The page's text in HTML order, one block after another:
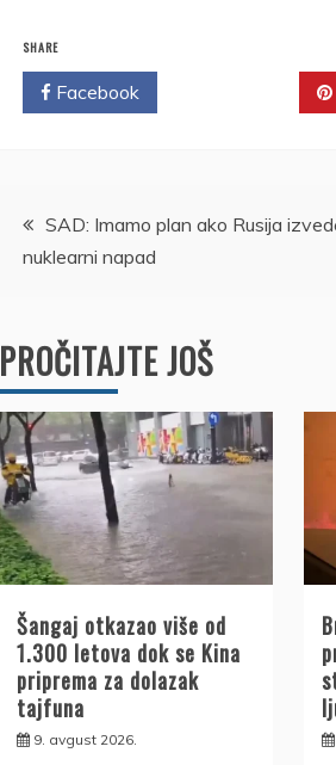
SHARE
Facebook
Kretanje
članka
SAD: Imamo plan ako Rusija
nuklearni napad
PROČITAJTE JOŠ
Šangaj otkazao više od
1.300 letova dok se Kina
priprema za dolazak
tajfuna
9. avgust 2026.